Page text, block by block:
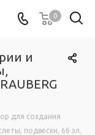
0
и
для создания
подвески, 66 эл.